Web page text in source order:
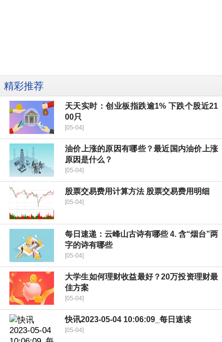
精彩推荐
天天实时：创业板指跌逾1% 下跌个股近21
00只
[05-04]
油价上涨的原因有哪些？最近国内油价上涨
原因是什么？
[05-04]
股票交易费用计算方法 股票交易费用明细
[05-04]
每日速递：云峰山古诗有哪些 4. 含“烟台”两
字的诗有哪些
[05-04]
大学生如何理财收益最好？20万投资理财最
佳方案
[05-04]
快讯2023-05-04 10:06:09_每日速读
[05-04]